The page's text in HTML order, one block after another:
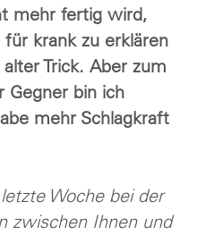
mehr fertig wird,
krank zu erklären
Trick. Aber zum
Gegner bin ich
mehr Schlagkraft
Woche bei der
zwischen Ihnen und